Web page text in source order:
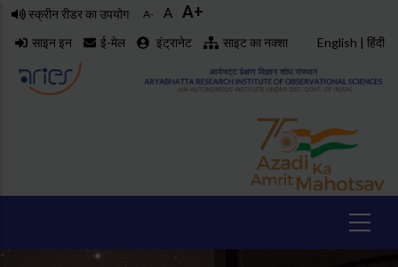
Skip
content
स्क्रीन रीडर का उपयोग A- A A+
साइन इन ई-मेल इंट्रानेट साइट का नक्शा English | हिंदी